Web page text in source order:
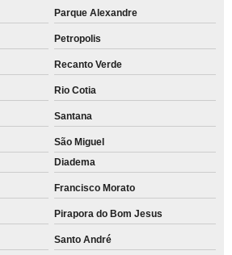
Parque Alexandre
Petropolis
Recanto Verde
Rio Cotia
Santana
São Miguel
Diadema
Francisco Morato
Pirapora do Bom Jesus
Santo André